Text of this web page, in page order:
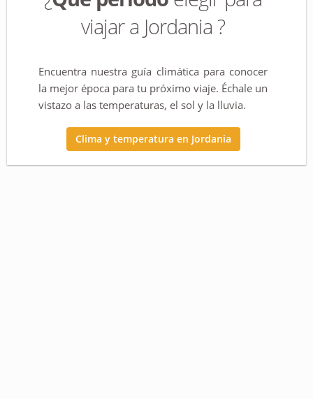
los excursionistas y el Wadi Mujib reserva sensaciones
fuertes para aquellos que quieran probar el barranquismo.
este mar tan salado para toda la vida. El desierto del Wadi
Rum es un lugar que no te puedes perder si quieres
descubrir la riqueza de la cultura beduina. Además, los
paisajes que ofrece este desierto son espectaculares, por
lo que no es de extrañar que algunas escenas de la película
Lawrence de Arabiase grabaran aquí. El color rojizo de
viajar a Jordania ?
Encuentra nuestra guía climática para conocer
la mejor época para tu próximo viaje. Échale un
vistazo a las temperaturas, el sol y la lluvia.
Clima y temperatura en Jordania